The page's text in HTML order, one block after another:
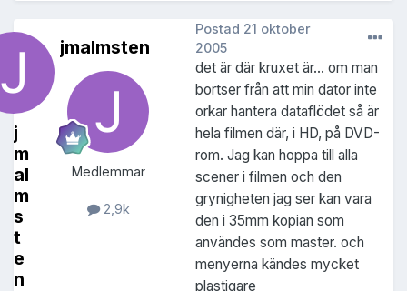
j
m
al
m
s
t
e
n
jmalmsten
Medlemmar
2,9k
Postad 21 oktober
2005
det är där kruxet är... om man
bortser från att min dator inte
orkar hantera dataflödet så är
hela filmen där, i HD, på DVD-
rom. Jag kan hoppa till alla
scener i filmen och den
grynigheten jag ser kan vara
den i 35mm kopian som
användes som master. och
menyerna kändes mycket
plastigare